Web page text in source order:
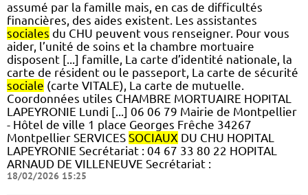
assumé par la famille mais, en cas de difficultés
financières, des aides existent. Les assistantes
sociales du CHU peuvent vous renseigner. Pour vous
aider, l’unité de soins et la chambre mortuaire
disposent [...] famille, La carte d’identité nationale, la
carte de résident ou le passeport, La carte de sécurité
sociale (carte VITALE), La carte de mutuelle.
Coordonnées utiles CHAMBRE MORTUAIRE HOPITAL
LAPEYRONIE Lundi [...] 06 06 79 Mairie de Montpellier
- Hôtel de ville 1 place Georges Frêche 34267
Montpellier SERVICES SOCIAUX DU CHU HOPITAL
LAPEYRONIE Secrétariat : 04 67 33 80 22 HOPITAL
ARNAUD DE VILLENEUVE Secrétariat :
18/02/2026 15:25